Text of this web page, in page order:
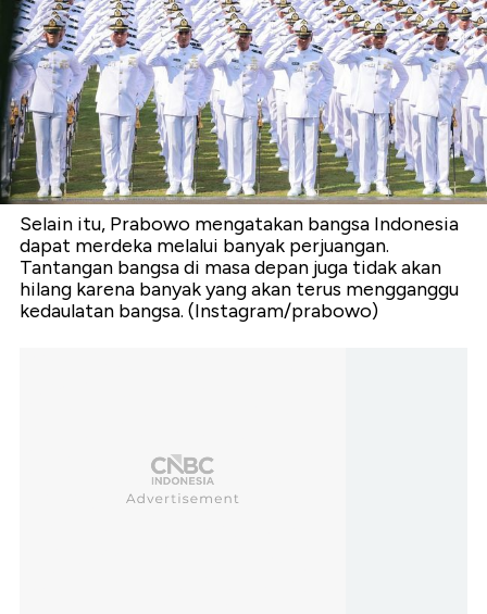
Selain itu, Prabowo mengatakan bangsa Indonesia
dapat merdeka melalui banyak perjuangan.
Tantangan bangsa di masa depan juga tidak akan
hilang karena banyak yang akan terus mengganggu
kedaulatan bangsa. (Instagram/prabowo)